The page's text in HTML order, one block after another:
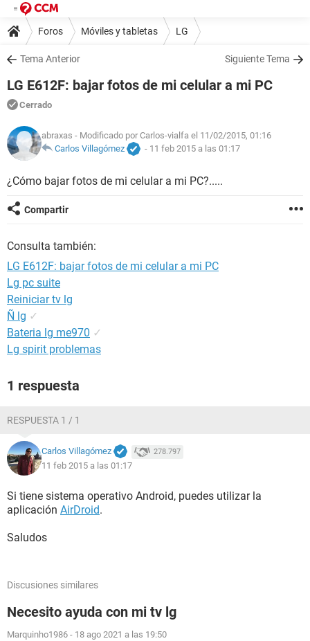
Foros Móviles y tabletas LG
Tema Anterior Siguiente Tema
LG E612F: bajar fotos de mi celular a mi PC
Cerrado
abraxas - Modificado por Carlos-vialfa el 11/02/2015, 01:16
Carlos Villagómez
- 11 feb 2015 a las 01:17
¿Cómo bajar fotos de mi celular a mi PC?.....
Compartir
Consulta también:
LG E612F: bajar fotos de mi celular a mi PC
Lg pc suite
Reiniciar tv lg
Ñ lg ✓
Bateria lg me970 ✓
Lg spirit problemas
1 respuesta
RESPUESTA 1 / 1
Carlos Villagómez 278.797
11 feb 2015 a las 01:17
Si tiene sistema operativo Android, puedes utilizar la
aplicación AirDroid.
Saludos
Discusiones similares
Necesito ayuda con mi tv lg
Marquinho1986 - 18 ago 2021 a las 19:50